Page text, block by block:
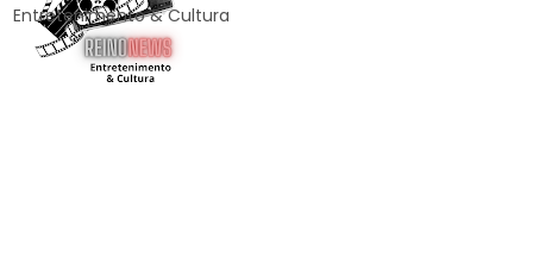
Entretenimento & Cultura